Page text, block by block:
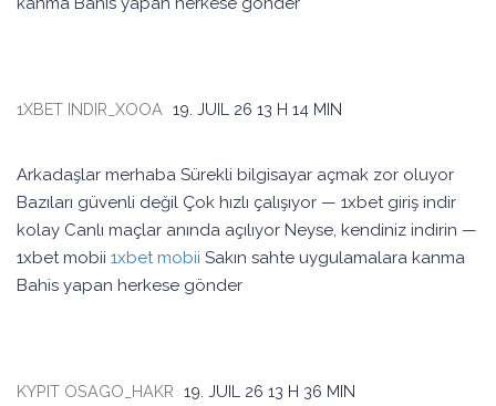
1XBET INDIR_XOOA 19. JUIL 26 13 H 14 MIN
Arkadaşlar merhaba Sürekli bilgisayar açmak zor oluyor
Bazıları güvenli değil Çok hızlı çalışıyor — 1xbet giriş indir
kolay Canlı maçlar anında açılıyor Neyse, kendiniz indirin —
1xbet mobii 1xbet mobii Sakın sahte uygulamalara kanma
Bahis yapan herkese gönder
KYPIT OSAGO_HAKR 19. JUIL 26 13 H 36 MIN